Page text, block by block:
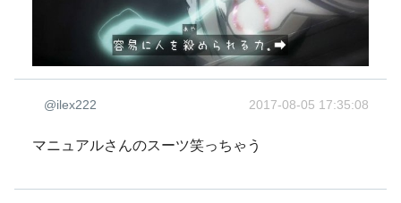
@ilex222 2017-08-05 17:35:08
マニュアルさんのスーツ笑っちゃう